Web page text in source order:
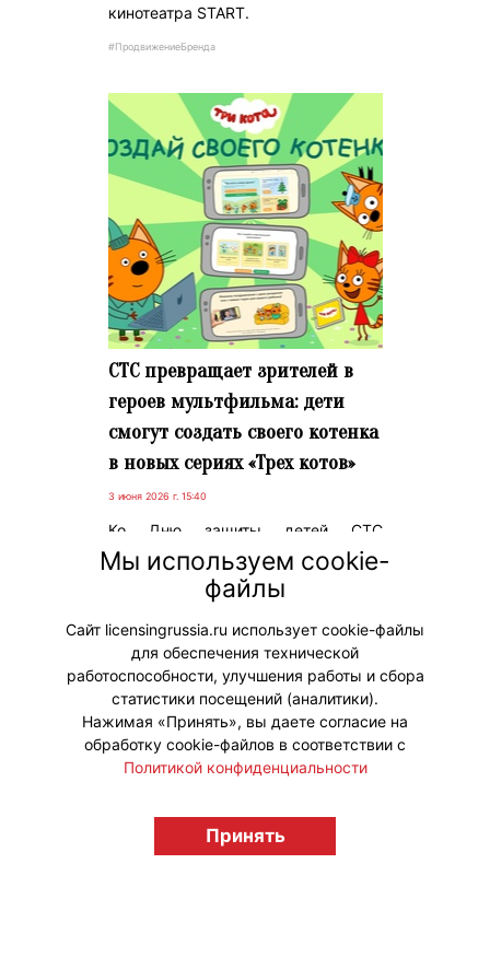
кинотеатра START.
#ПродвижениеБренда
СТС превращает зрителей в
героев мультфильма: дети
смогут создать своего котенка
в новых сериях «Трех котов»
3 июня 2026 г. 15:40
Ко Дню защиты детей СТС
запускает не имеющую аналогов в
мире технологию
персонализированной анимации –
«Три кота и новые друзья».
#ПродвижениеБренда
licensingrussia.ru, 2009-2026 12+
Мы используем cookie-
файлы
Сайт licensingrussia.ru использует cookie-файлы
для обеспечения технической
работоспособности, улучшения работы и сбора
статистики посещений (аналитики).
Нажимая «Принять», вы даете согласие на
обработку cookie-файлов в соответствии с
Политикой конфиденциальности
Принять